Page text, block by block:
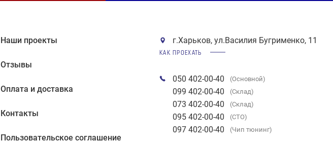
Наши проекты
Отзывы
Оплата и доставка
Контакты
Пользовательское соглашение
г.Харьков, ул.Василия Бугрименко, 11
КАК ПРОЕХАТЬ
050 402-00-40 (Основной)
099 402-00-40 (Склад)
073 402-00-40 (Склад)
095 402-00-40 (СТО)
097 402-00-40 (Чип тюнинг)